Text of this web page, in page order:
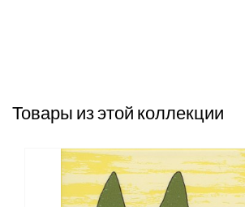
Товары из этой коллекции